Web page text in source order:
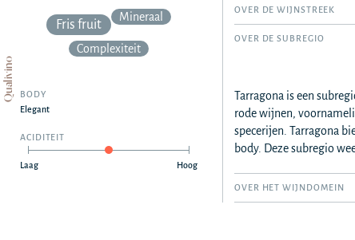
Qualivino
Fris fruit
Mineraal
Complexiteit
BODY
Elegant
ACIDITEIT
Laag Hoog
OVER DE WIJNSTREEK
OVER DE SUBREGIO
Tarragona is een
rode wijnen,
specerijen. Tarragona
body. Deze subregio
OVER HET WIJNDOMEIN